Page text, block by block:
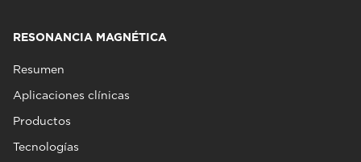
RESONANCIA MAGNÉTICA
Resumen
Aplicaciones clínicas
Productos
Tecnologías